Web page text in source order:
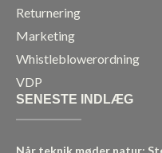
Returnering
Marketing
Whistleblowerordning
VDP
SENESTE INDLÆG
Når teknik møder natur: